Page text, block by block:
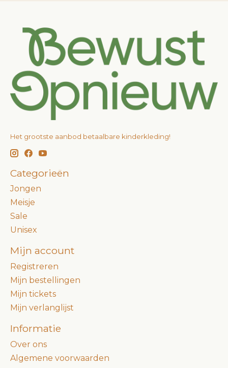
Het grootste aanbod betaalbare kinderkleding!
Categorieën
Jongen
Meisje
Sale
Unisex
Mijn account
Registreren
Mijn bestellingen
Mijn tickets
Mijn verlanglijst
Informatie
Over ons
Algemene voorwaarden